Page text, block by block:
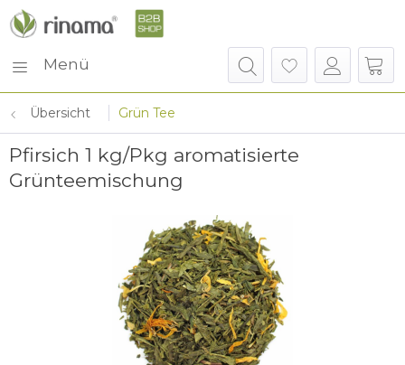
Menü
Übersicht Grün Tee
Pfirsich 1 kg/Pkg aromatisierte
Grünteemischung